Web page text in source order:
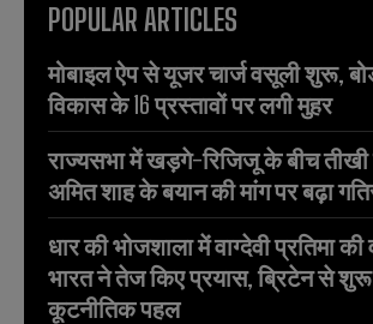
POPULAR ARTICLES
मोबाइल ऐप से यूजर चार्ज वसूली शुरू,
विकास के 16 प्रस्तावों पर लगी मुहर
राज्यसभा में खड़गे-रिजिजू के बीच
अमित शाह के बयान की मांग पर बढ़ा
धार की भोजशाला में वाग्देवी प्रतिमा
भारत ने तेज किए प्रयास, ब्रिटेन से
कूटनीतिक पहल